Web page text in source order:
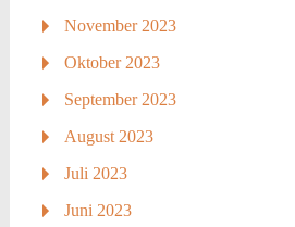
November 2023
Oktober 2023
September 2023
August 2023
Juli 2023
Juni 2023